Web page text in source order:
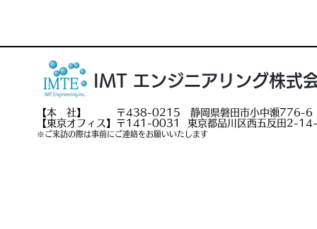
IMT エンジニアリング株式
【本 社】 〒438-0215 静岡県磐田市小中瀬776-6
【東京オフィス】〒141-0031 東京都品川区西五反田2-
※ご来訪の際は事前にご連絡をお願いいたします